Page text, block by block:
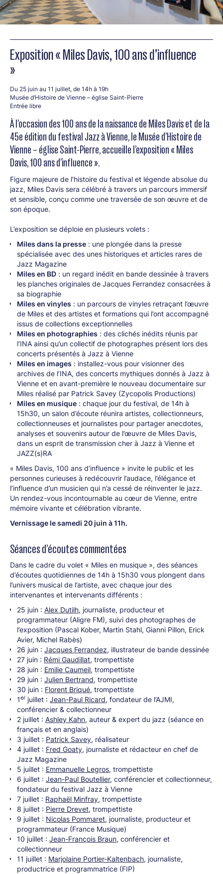
Exposition « Miles Davis, 100 ans d’influence
»
Du 25 juin au 11 juillet, de 14h à 19h
Musée d’Histoire de Vienne – église Saint-Pierre
Entrée libre
À l’occasion des 100 ans de la naissance de Miles Davis et de la
45e édition du festival Jazz à Vienne, le Musée d’Histoire de
Vienne – église Saint-Pierre, accueille l’exposition « Miles
Davis, 100 ans d’influence ».
Figure majeure de l’histoire du festival et légende absolue du
jazz, Miles Davis sera célébré à travers un parcours immersif
et sensible, conçu comme une traversée de son œuvre et de
son époque.
L’exposition se déploie en plusieurs volets :
Miles dans la presse : une plongée dans la presse
spécialisée avec des unes historiques et articles rares de
Jazz Magazine
Miles en BD : un regard inédit en bande dessinée à travers
les planches originales de Jacques Ferrandez consacrées à
sa biographie
Miles en vinyles : un parcours de vinyles retraçant l’œuvre
de Miles et des artistes et formations qui l’ont accompagné
issus de collections exceptionnelles
Miles en photographies : des clichés inédits réunis par
l’INA ainsi qu’un collectif de photographes présent lors des
concerts présentés à Jazz à Vienne
Miles en images : installez-vous pour visionner des
archives de l’INA, des concerts mythiques donnés à Jazz à
Vienne et en avant-première le nouveau documentaire sur
Miles réalisé par Patrick Savey (Zycopolis Productions)
Miles en musique : chaque jour du festival, de 14h à
15h30, un salon d’écoute réunira artistes, collectionneurs,
collectionneuses et journalistes pour partager anecdotes,
analyses et souvenirs autour de l’œuvre de Miles Davis,
dans un esprit de transmission cher à Jazz à Vienne et
JAZZ(s)RA
« Miles Davis, 100 ans d’influence » invite le public et les
personnes curieuses à redécouvrir l’audace, l’élégance et
l’influence d’un musicien qui n’a cessé de réinventer le jazz.
Un rendez-vous incontournable au cœur de Vienne, entre
mémoire vivante et célébration vibrante.
Vernissage le samedi 20 juin à 11h.
Séances d’écoutes commentées
Dans le cadre du volet « Miles en musique », des séances
d’écoutes quotidiennes de 14h à 15h30 vous plongent dans
l’univers musical de l’artiste, avec chaque jour des
intervenantes et intervenants différents :
25 juin : Alex Dutilh, journaliste, producteur et
programmateur (Aligre FM), suivi des photographes de
l’exposition (Pascal Kober, Martin Stahl, Gianni Pillon, Erick
Avier, Michel Rabès)
26 juin : Jacques Ferrandez, illustrateur de bande dessinée
27 juin : Rémi Gaudillat, trompettiste
28 juin : Emilie Caumeil, trompettiste
29 juin : Julien Bertrand, trompettiste
30 juin : Florent Briqué, trompettiste
1er juillet : Jean-Paul Ricard, fondateur de l’AJMI,
conférencier & collectionneur
2 juillet : Ashley Kahn, auteur & expert du jazz (séance en
français et en anglais)
3 juillet : Patrick Savey, réalisateur
4 juillet : Fred Goaty, journaliste et rédacteur en chef de
Jazz Magazine
5 juillet : Emmanuelle Legros, trompettiste
6 juillet : Jean-Paul Boutellier, conférencier et collectionneur,
fondateur du festival Jazz à Vienne
7 juillet : Raphaël Minfray, trompettiste
8 juillet : Pierre Drevet, trompettiste
9 juillet : Nicolas Pommaret, journaliste, producteur et
programmateur (France Musique)
10 juillet : Jean-François Braun, conférencier et
collectionneur
11 juillet : Marjolaine Portier-Kaltenbach, journaliste,
productrice et programmatrice (FIP)